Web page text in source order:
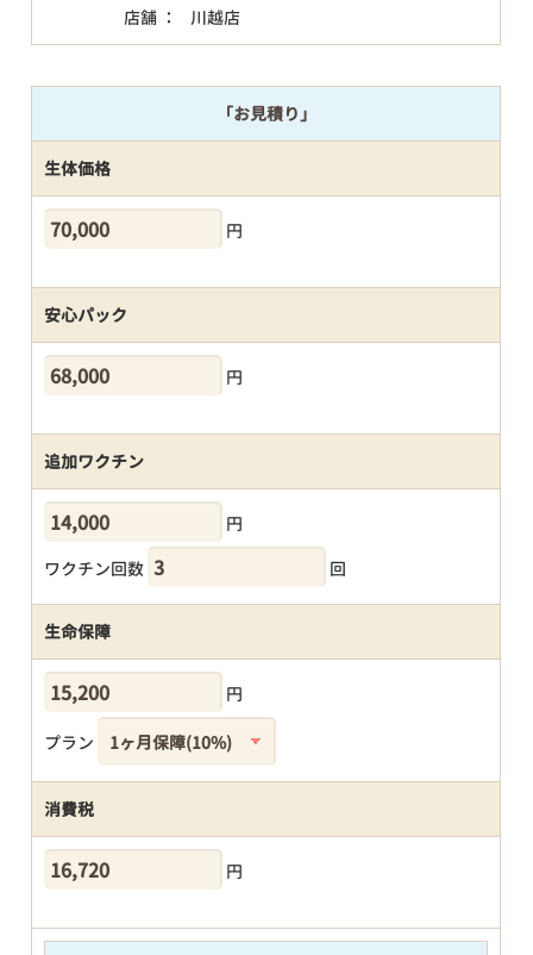
店舗 ：
川越店
「お見積り」
生体価格
円
安心パック
円
追加ワクチン
円
ワクチン回数
回
生命保障
円
プラン
消費税
円